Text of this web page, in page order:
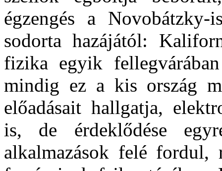
égzengés a Novobátzky-
sodorta hazájától:
fizika egyik
mindig ez a kis ország
előadásait hallgatja,
is, de érdeklődése
alkalmazások felé fordul,